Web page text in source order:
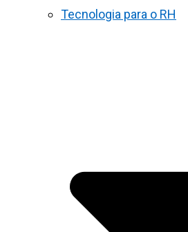
Tecnologia para o RH